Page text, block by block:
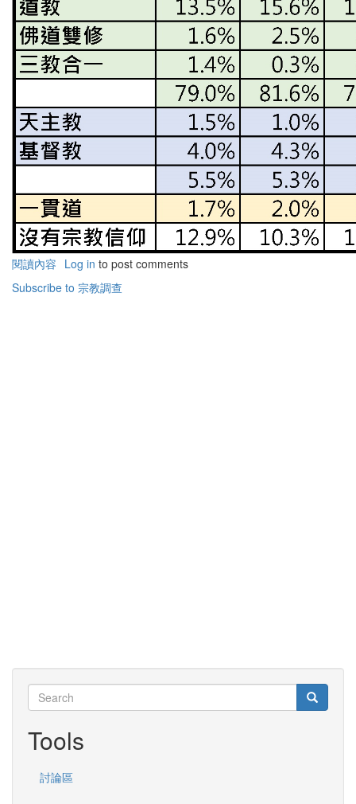
閱讀內容 有
宗
Log in to post comments
Subscribe to 宗教調查
Search
Search Search
Tools
討論區